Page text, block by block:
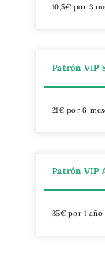
10,5€ por 3
Patrón VIP
21€ por 6
Patrón VIP
35€ por 1 año